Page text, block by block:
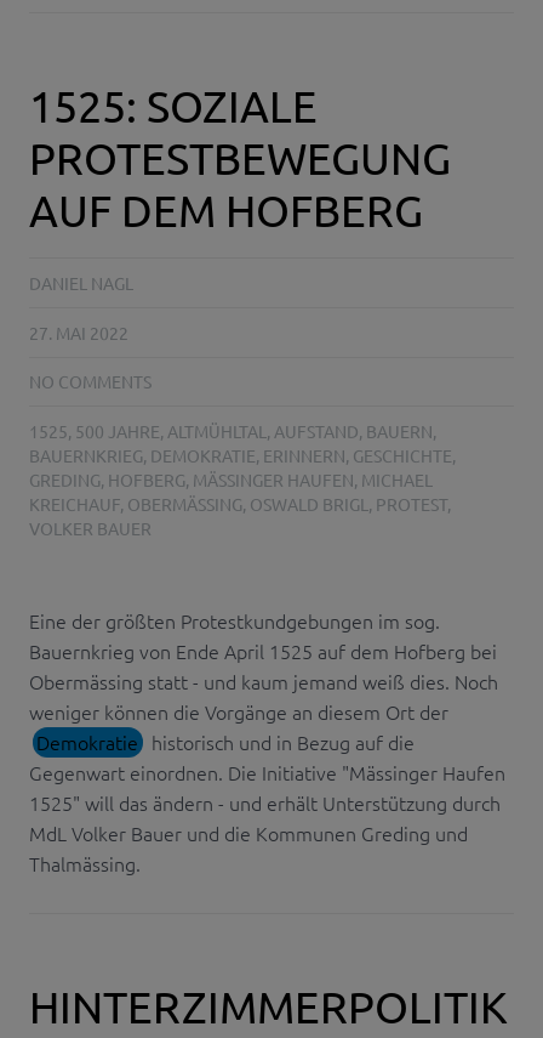
1525: SOZIALE
PROTESTBEWEGUNG
AUF DEM HOFBERG
DANIEL NAGL
27. MAI 2022
NO COMMENTS
1525, 500 JAHRE, ALTMÜHLTAL , AUFSTAND, BAUERN,
BAUERNKRIEG, DEMOKRATIE, ERINNERN, GESCHICHTE,
GREDING, HOFBERG, MÄSSINGER HAUFEN, MICHAEL
KREICHAUF, OBERMÄSSING, OSWALD BRIGL , PROTEST,
VOLKER BAUER
Eine der größten Protestkundgebungen im sog.
Bauernkrieg von Ende April 1525 auf dem Hofberg bei
Obermässing statt - und kaum jemand weiß dies. Noch
weniger können die Vorgänge an diesem Ort der
Demokratie historisch und in Bezug auf die
Gegenwart einordnen. Die Initiative "Mässinger Haufen
1525" will das ändern - und erhält Unterstützung durch
MdL Volker Bauer und die Kommunen Greding und
Thalmässing.
HINTERZIMMERPOLITIK